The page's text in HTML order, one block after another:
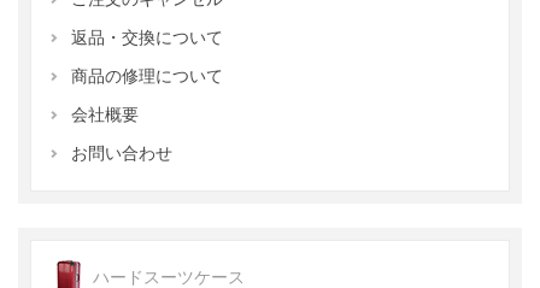
返品・交換について
商品の修理について
会社概要
お問い合わせ
ハードスーツケース